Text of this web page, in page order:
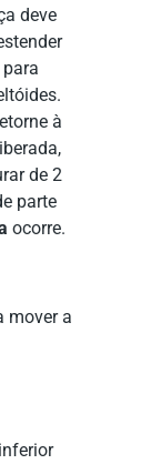
deve
à
de 2
parte
ocorre.
mover a